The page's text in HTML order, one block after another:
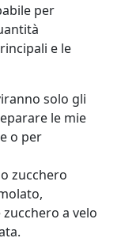
per
e le
solo gli
le mie
o per
zucchero
a velo